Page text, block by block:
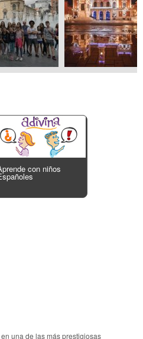
con niños
una de las más prestigiosas